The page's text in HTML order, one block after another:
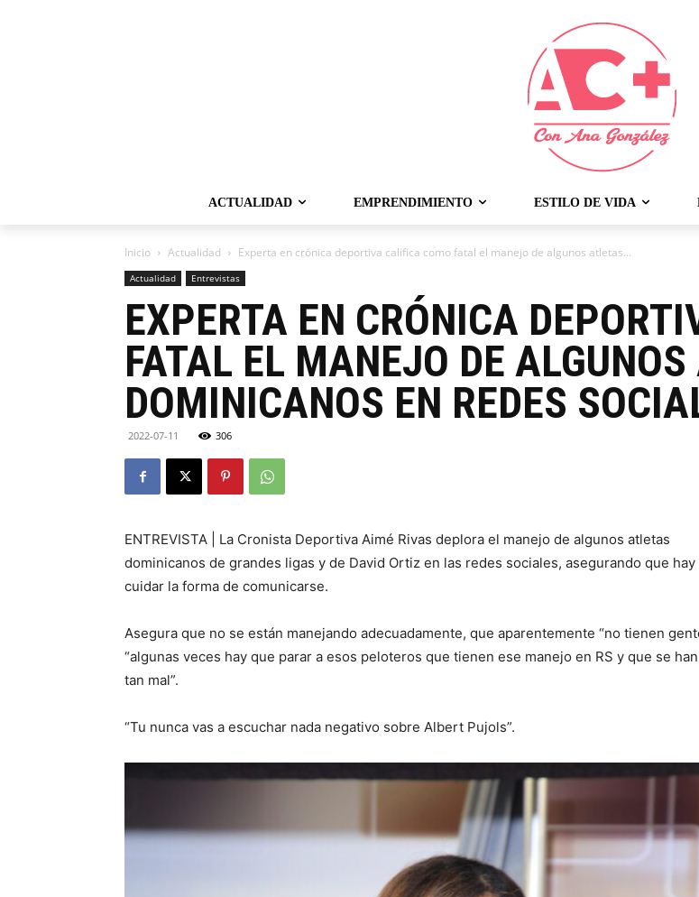
ACTUALIDAD EMPRENDIMIENTO ESTILO DE VIDA
Inicio Actualidad Experta en crónica deportiva califica como fatal el manejo de algunos atletas...
Actualidad Entrevistas
EXPERTA EN CRÓNICA
FATAL EL MANEJO DE
DOMINICANOS EN REDES
2022-07-11 306
ENTREVISTA | La Cronista Deportiva Aimé Rivas deplora el manejo de algunos atletas
dominicanos de grandes ligas y de David Ortiz en las redes sociales, asegurando que hay
cuidar la forma de comunicarse.
Asegura que no se están manejando adecuadamente, que aparentemente “no tienen
“algunas veces hay que parar a esos peloteros que tienen ese manejo en RS y que se
tan mal”.
“Tu nunca vas a escuchar nada negativo sobre Albert Pujols”.